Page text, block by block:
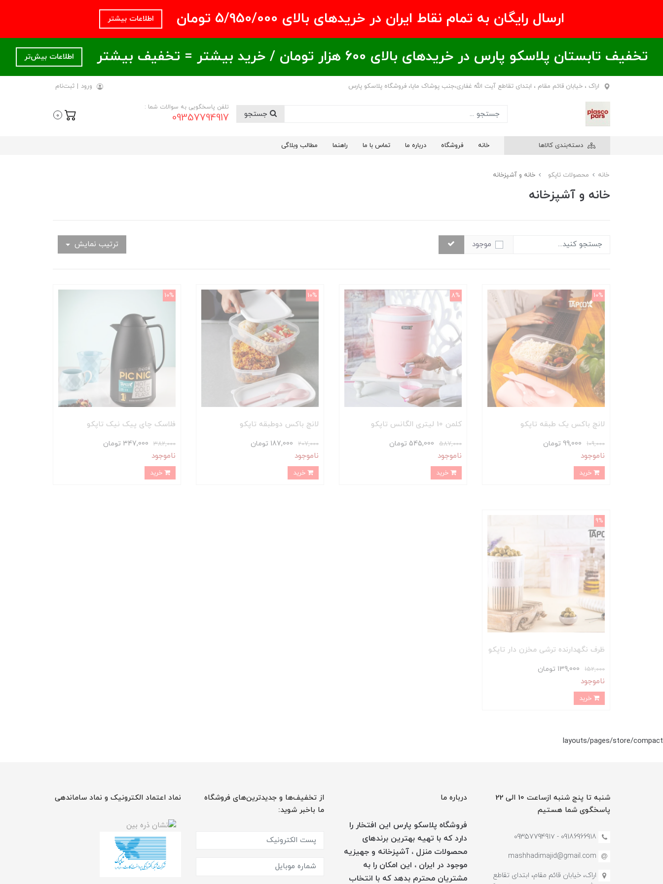
ارسال رایگان به تمام نقاط ایران در خریدهای بالای ۵/950/000 تومان اطلاعات بیشتر
تخفیف تابستان پلاسکو پارس در خریدهای بالای ۶00 هزار تومان / خرید بیشتر = تخفیف بیشتر اطلاعات بیش‌تر
اراک ، خیابان قائم مقام ، ابتدای تقاطع آیت الله غفاری،جنب پوشاک مایا، فروشگاه پلاسکو پارس ورود | ثبت‌نام
تلفن پاسخگویی به سوالات شما :
09357794917
0
دسته‌بندی کالاها خانه فروشگاه درباره ما تماس با ما راهنما مطالب وبلاگی
خانه محصولات تاپکو خانه و آشپزخانه
خانه و آشپزخانه
موجود ترتیب نمایش
لانچ باکس یک طبقه تاپکو
109,000 99,000 تومان
10%
ناموجود
کلمن 10 لیتری الگانس تاپکو
587,000 545,000 تومان
8%
ناموجود
لانچ باکس دوطبقه تاپکو
207,000 187,000 تومان
10%
ناموجود
فلاسک چای پیک نیک تاپکو
382,000 347,000 تومان
10%
ناموجود
ظرف نگهدارنده ترشی مخزن دار تاپکو
152,000 139,000 تومان
9%
ناموجود
layouts/pages/store/compact
شنبه تا پنج شنبه ازساعت 10 الی 22
پاسخگوی شما هستیم
09186966918 - 0935779491۷
mashhadimajid@gmail.com
اراک، خیابان قائم مقام، ابتدای تقاطع
درباره ما
فروشگاه پلاسکو پارس این افتخار را
دارد که با تهیه بهترین برندهای
محصولات منزل ، آشپزخانه و جهیزیه
موجود در ایران ، این امکان را به
مشتریان محترم بدهد که با انتخاب
از تخفیف‌ها و جدیدترین‌های فروشگاه
ما باخبر شوید:
نماد اعتماد الکترونیک و نماد ساماندهی